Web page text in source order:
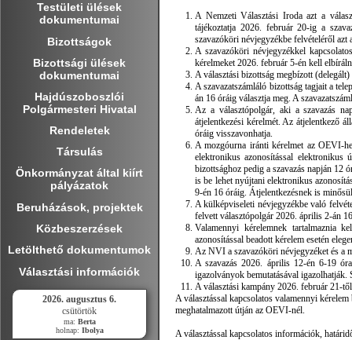
Testületi ülések
dokumentumai
Bizottságok
Bizottsági ülések
dokumentumai
Hajdúszoboszlói
Polgármesteri Hivatal
Rendeletek
Társulás
Önkormányzat által kiírt
pályázatok
Beruházások, projektek
Közbeszerzések
Letölthető dokumentumok
Választási információk
2026. augusztus 6.
csütörtök
ma: Berta
holnap: Ibolya
A Nemzeti Választási Iroda azt a
tájékoztatja 2026. február 20-ig a
szavazóköri névjegyzékbe felvételéről
A szavazóköri névjegyzékkel
kérelmeket 2026. február 5-én kell
A választási bizottság megbízott
A szavazatszámláló bizottság tagjait a
án 16 óráig választja meg. A
Az a választópolgár, aki a szavazás
átjelentkezési kérelmét. Az átjelentkező
óráig visszavonhatja.
A mozgóurna iránti kérelmet az OEVI-
elektronikus azonosítással
bizottsághoz pedig a szavazás napján
is be lehet nyújtani elektronikus
9-én 16 óráig. Átjelentkezésnek is
A külképviseleti névjegyzékbe való
felvett választópolgár 2026. április 2-án
Valamennyi kérelemnek tartalmaznia
azonosítással beadott kérelem esetén
Az NVI a szavazóköri névjegyzéket és a
A szavazás 2026. április 12-én 6-19
igazolványok bemutatásával
A választási kampány 2026. február 21-
A választással kapcsolatos valamennyi
meghatalmazott útján az OEVI-nél.
A választással kapcsolatos információk,